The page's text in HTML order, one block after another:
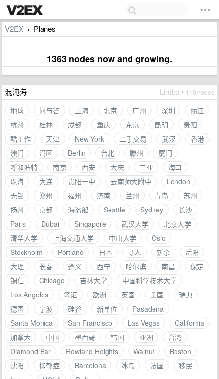
V2EX › Planes
1363 nodes now and growing.
混沌海 Limbo • 110 nodes
地球 问与答 上海 北京 广州 深圳
丽江
杭州
桂林 成都 重庆 东京 昆明
贵阳
酷工作
天津 New York 二手交易 武汉
香港
澳门
湾区 Berlin 台北 滕州
厦门
呼和浩特
南京 西安 大庆 三亚
海口
珠海
大连 贵阳一中 云南师大附中
London
无锡
郑州 福州 济南 兰州 青岛
苏州
扬州
京都 海盗船 Seattle Sydney
长沙
Paris
Dubai Singapore 武汉大学
北京大学
清华大学
上海交通大学 中山大学
Oslo
Stockholm
Portland 日本 寻人 新余
岳阳
大理
长春 遵义 西宁 哈尔滨 南昌
保定
铜仁
Chicago 吉林大学
中国科学技术大学
Los Angeles
签证 欧洲 英国 美国
瑞典
德国
宁波 硅谷 新单位
Pasadena
Santa Monica
San Francisco Las Vegas
California
加拿大
中国 墨西哥 韩国 亚洲
台湾
Diamond Bar
Rowland Heights Walnut
Boston
沈阳
抑郁症 Barcelona 冰岛 法国
移民